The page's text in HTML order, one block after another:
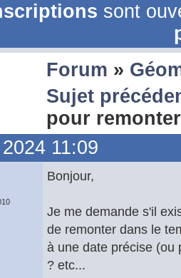
sont
Forum »
Sujet
pour
11:09
Bonjour,
Je me demande s'il
de remonter dans le
à une date précise (ou
? etc...